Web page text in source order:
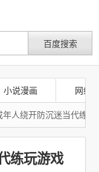
小说漫画 网络
年人绕开防沉迷当代练
练玩游戏